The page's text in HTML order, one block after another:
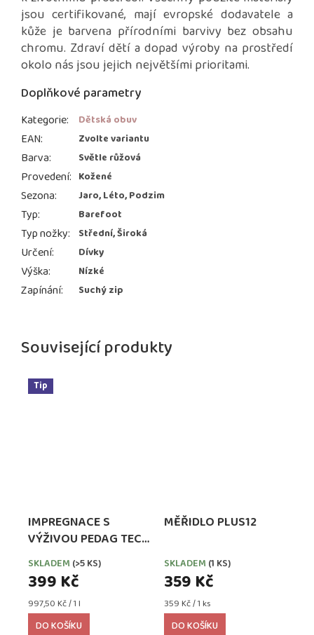
Související produkty
Tip
IMPREGNACE S
VÝŽIVOU PEDAG TECH
WATERPROOFER,
EXTRA SILNÁ
SKLADEM (>5 KS)
399 Kč
Měrná
cena:
997,50 Kč / 1 l
DO KOŠÍKU
MĚŘIDLO PLUS12
SKLADEM (1 KS)
359 Kč
Měrná
cena:
359 Kč / 1 ks
DO KOŠÍKU
jsou certifikované, mají evropské dodavatele a
kůže je barvena přírodními barvivy bez obsahu
chromu. Zdraví dětí a dopad výroby na prostředí
okolo nás jsou jejich největšími prioritami.
Doplňkové parametry
Kategorie: Dětská obuv
EAN: Zvolte variantu
Barva: Světle růžová
Provedení: Kožené
Sezona: Jaro, Léto, Podzim
Typ: Barefoot
Typ nožky: Střední, Široká
Určení: Dívky
Výška: Nízké
Zapínání: Suchý zip